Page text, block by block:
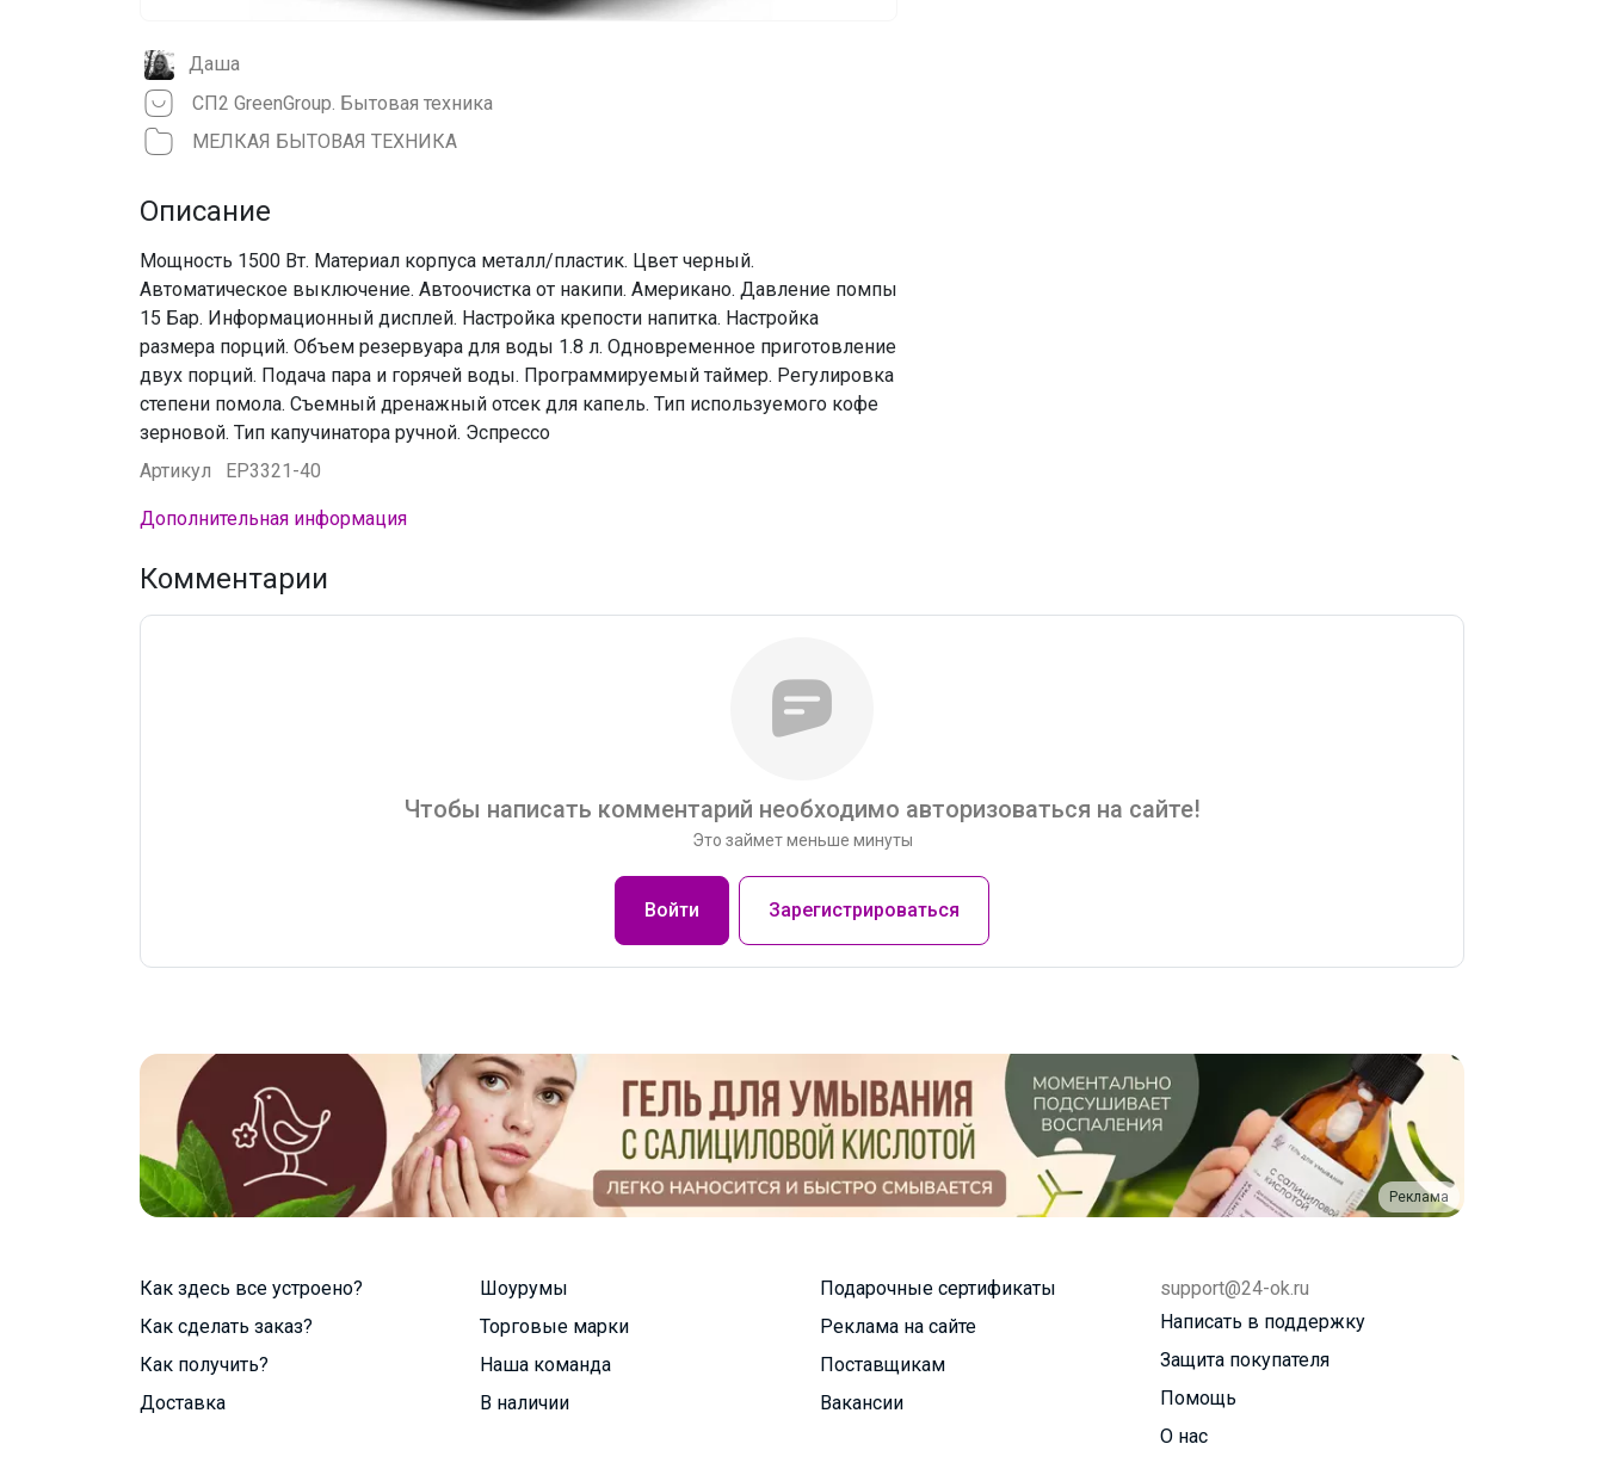
Даша
СП2 GreenGroup. Бытовая техника
МЕЛКАЯ БЫТОВАЯ ТЕХНИКА
Описание
Мощность 1500 Вт. Материал корпуса металл/пластик. Цвет черный.
Автоматическое выключение. Автоочистка от накипи. Американо. Давление помпы
15 Бар. Информационный дисплей. Настройка крепости напитка. Настройка
размера порций. Объем резервуара для воды 1.8 л. Одновременное приготовление
двух порций. Подача пара и горячей воды. Программируемый таймер. Регулировка
степени помола. Съемный дренажный отсек для капель. Тип используемого кофе
зерновой. Тип капучинатора ручной. Эспрессо
Артикул
EP3321-40
Дополнительная информация
Комментарии
Чтобы написать комментарий необходимо авторизоваться на сайте!
Это займет меньше минуты
Войти Зарегистрироваться
Реклама
Как здесь все устроено?
Как сделать заказ?
Как получить?
Доставка
Шоурумы
Торговые марки
Наша команда
В наличии
Подарочные сертификаты
Реклама на сайте
Поставщикам
Вакансии
support@24-ok.ru
Написать в поддержку
Защита покупателя
Помощь
О нас